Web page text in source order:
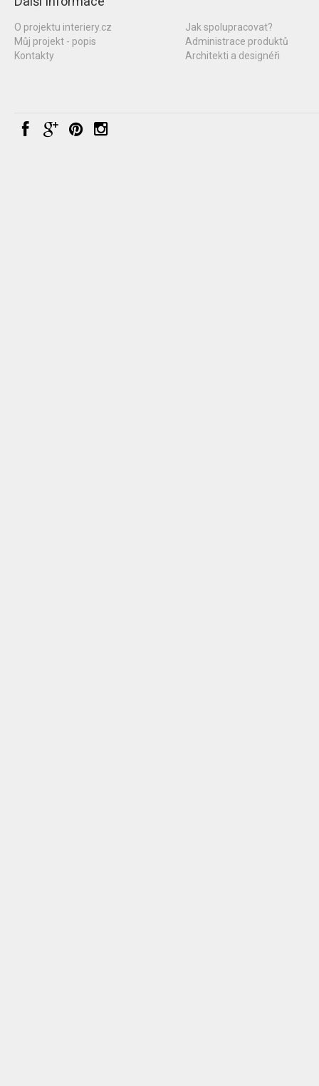
O projektu interiery.cz
Můj projekt - popis
Kontakty
Jak spolupracovat?
Administrace produktů
Architekti a designéři